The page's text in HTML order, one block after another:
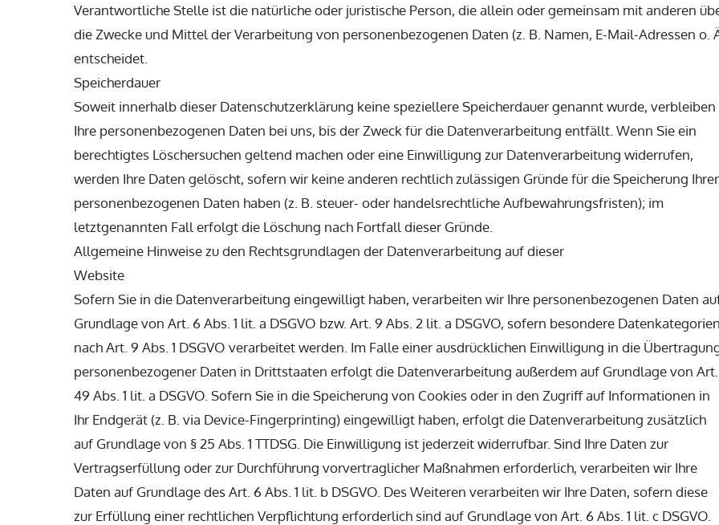
Verantwortliche Stelle ist die natürliche oder juristische Person, die allein oder gemeinsam mit anderen
die Zwecke und Mittel der Verarbeitung von personenbezogenen Daten (z. B. Namen, E-Mail-Adressen o.
entscheidet.
Speicherdauer
Soweit innerhalb dieser Datenschutzerklärung keine speziellere Speicherdauer genannt wurde, verbleiben
Ihre personenbezogenen Daten bei uns, bis der Zweck für die Datenverarbeitung entfällt. Wenn Sie ein
berechtigtes Löschersuchen geltend machen oder eine Einwilligung zur Datenverarbeitung widerrufen,
werden Ihre Daten gelöscht, sofern wir keine anderen rechtlich zulässigen Gründe für die Speicherung Ihrer
personenbezogenen Daten haben (z. B. steuer- oder handelsrechtliche Aufbewahrungsfristen); im
letztgenannten Fall erfolgt die Löschung nach Fortfall dieser Gründe.
Allgemeine Hinweise zu den Rechtsgrundlagen der Datenverarbeitung auf dieser
Website
Sofern Sie in die Datenverarbeitung eingewilligt haben, verarbeiten wir Ihre personenbezogenen Daten
Grundlage von Art. 6 Abs. 1 lit. a DSGVO bzw. Art. 9 Abs. 2 lit. a DSGVO, sofern besondere
nach Art. 9 Abs. 1 DSGVO verarbeitet werden. Im Falle einer ausdrücklichen Einwilligung in die
personenbezogener Daten in Drittstaaten erfolgt die Datenverarbeitung außerdem auf Grundlage von Art.
49 Abs. 1 lit. a DSGVO. Sofern Sie in die Speicherung von Cookies oder in den Zugriff auf Informationen in
Ihr Endgerät (z. B. via Device-Fingerprinting) eingewilligt haben, erfolgt die Datenverarbeitung zusätzlich
auf Grundlage von § 25 Abs. 1 TTDSG. Die Einwilligung ist jederzeit widerrufbar. Sind Ihre Daten zur
Vertragserfüllung oder zur Durchführung vorvertraglicher Maßnahmen erforderlich, verarbeiten wir Ihre
Daten auf Grundlage des Art. 6 Abs. 1 lit. b DSGVO. Des Weiteren verarbeiten wir Ihre Daten, sofern diese
zur Erfüllung einer rechtlichen Verpflichtung erforderlich sind auf Grundlage von Art. 6 Abs. 1 lit. c DSGVO.